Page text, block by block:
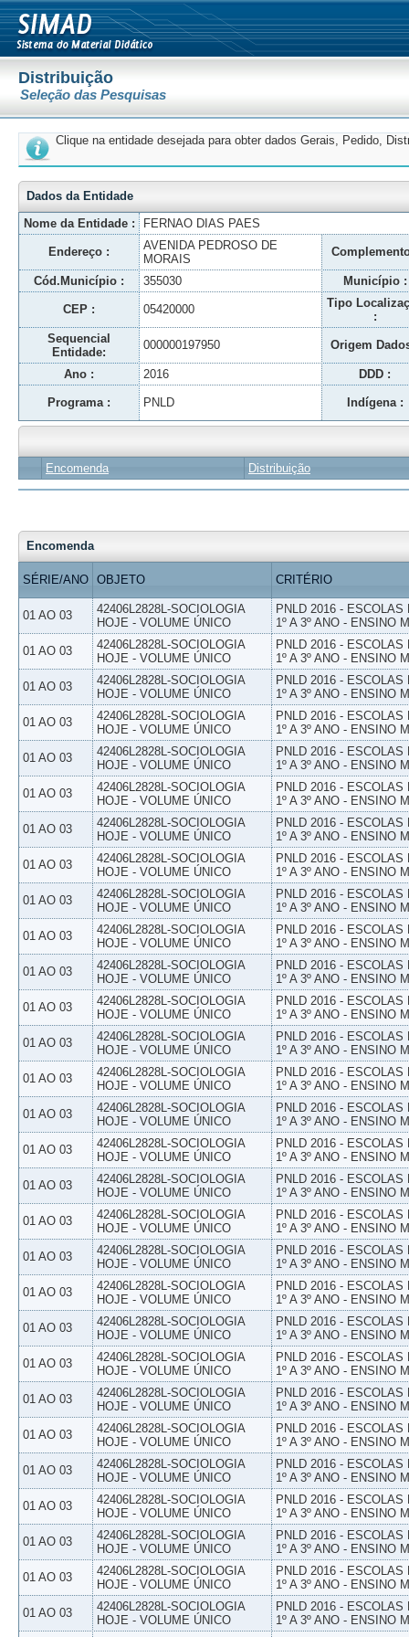
Distribuição
Seleção das Pesquisas
Clique na entidade desejada para obter dados Gerais, Pedido,
Dados da Entidade
Nome da Entidade :
FERNAO DIAS PAES
Endereço :
AVENIDA PEDROSO DE
MORAIS
Cód.Município : 355030 Município :
CEP : 05420000
Tipo
:
Sequencial
Entidade:
000000197950 Origem
Ano : 2016 DDD :
Programa : PNLD Indígena :
Encomenda Distribuição
Encomenda
SÉRIE/ANO OBJETO CRITÉRIO
01 AO 03
42406L2828L-SOCIOLOGIA
HOJE - VOLUME ÚNICO
PNLD 2016 -
1º A 3º ANO - ENSINO
01 AO 03
42406L2828L-SOCIOLOGIA
HOJE - VOLUME ÚNICO
PNLD 2016 -
1º A 3º ANO - ENSINO
01 AO 03
42406L2828L-SOCIOLOGIA
HOJE - VOLUME ÚNICO
PNLD 2016 -
1º A 3º ANO - ENSINO
01 AO 03
42406L2828L-SOCIOLOGIA
HOJE - VOLUME ÚNICO
PNLD 2016 -
1º A 3º ANO - ENSINO
01 AO 03
42406L2828L-SOCIOLOGIA
HOJE - VOLUME ÚNICO
PNLD 2016 -
1º A 3º ANO - ENSINO
01 AO 03
42406L2828L-SOCIOLOGIA
HOJE - VOLUME ÚNICO
PNLD 2016 -
1º A 3º ANO - ENSINO
01 AO 03
42406L2828L-SOCIOLOGIA
HOJE - VOLUME ÚNICO
PNLD 2016 -
1º A 3º ANO - ENSINO
01 AO 03
42406L2828L-SOCIOLOGIA
HOJE - VOLUME ÚNICO
PNLD 2016 -
1º A 3º ANO - ENSINO
01 AO 03
42406L2828L-SOCIOLOGIA
HOJE - VOLUME ÚNICO
PNLD 2016 -
1º A 3º ANO - ENSINO
01 AO 03
42406L2828L-SOCIOLOGIA
HOJE - VOLUME ÚNICO
PNLD 2016 -
1º A 3º ANO - ENSINO
01 AO 03
42406L2828L-SOCIOLOGIA
HOJE - VOLUME ÚNICO
PNLD 2016 -
1º A 3º ANO - ENSINO
01 AO 03
42406L2828L-SOCIOLOGIA
HOJE - VOLUME ÚNICO
PNLD 2016 -
1º A 3º ANO - ENSINO
01 AO 03
42406L2828L-SOCIOLOGIA
HOJE - VOLUME ÚNICO
PNLD 2016 -
1º A 3º ANO - ENSINO
01 AO 03
42406L2828L-SOCIOLOGIA
HOJE - VOLUME ÚNICO
PNLD 2016 -
1º A 3º ANO - ENSINO
01 AO 03
42406L2828L-SOCIOLOGIA
HOJE - VOLUME ÚNICO
PNLD 2016 -
1º A 3º ANO - ENSINO
01 AO 03
42406L2828L-SOCIOLOGIA
HOJE - VOLUME ÚNICO
PNLD 2016 -
1º A 3º ANO - ENSINO
01 AO 03
42406L2828L-SOCIOLOGIA
HOJE - VOLUME ÚNICO
PNLD 2016 -
1º A 3º ANO - ENSINO
01 AO 03
42406L2828L-SOCIOLOGIA
HOJE - VOLUME ÚNICO
PNLD 2016 -
1º A 3º ANO - ENSINO
01 AO 03
42406L2828L-SOCIOLOGIA
HOJE - VOLUME ÚNICO
PNLD 2016 -
1º A 3º ANO - ENSINO
01 AO 03
42406L2828L-SOCIOLOGIA
HOJE - VOLUME ÚNICO
PNLD 2016 -
1º A 3º ANO - ENSINO
01 AO 03
42406L2828L-SOCIOLOGIA
HOJE - VOLUME ÚNICO
PNLD 2016 -
1º A 3º ANO - ENSINO
01 AO 03
42406L2828L-SOCIOLOGIA
HOJE - VOLUME ÚNICO
PNLD 2016 -
1º A 3º ANO - ENSINO
01 AO 03
42406L2828L-SOCIOLOGIA
HOJE - VOLUME ÚNICO
PNLD 2016 -
1º A 3º ANO - ENSINO
01 AO 03
42406L2828L-SOCIOLOGIA
HOJE - VOLUME ÚNICO
PNLD 2016 -
1º A 3º ANO - ENSINO
01 AO 03
42406L2828L-SOCIOLOGIA
HOJE - VOLUME ÚNICO
PNLD 2016 -
1º A 3º ANO - ENSINO
01 AO 03
42406L2828L-SOCIOLOGIA
HOJE - VOLUME ÚNICO
PNLD 2016 -
1º A 3º ANO - ENSINO
01 AO 03
42406L2828L-SOCIOLOGIA
HOJE - VOLUME ÚNICO
PNLD 2016 -
1º A 3º ANO - ENSINO
01 AO 03
42406L2828L-SOCIOLOGIA
HOJE - VOLUME ÚNICO
PNLD 2016 -
1º A 3º ANO - ENSINO
01 AO 03
42406L2828L-SOCIOLOGIA
HOJE - VOLUME ÚNICO
PNLD 2016 -
1º A 3º ANO - ENSINO